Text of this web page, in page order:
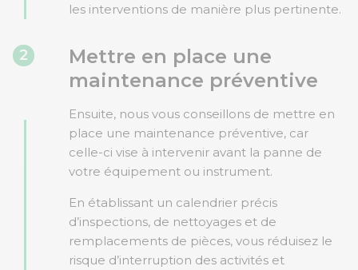
les interventions de manière plus pertinente.
2
Mettre en place une
maintenance préventive
Ensuite, nous vous conseillons de mettre en
place une maintenance préventive, car
celle-ci vise à intervenir avant la panne de
votre équipement ou instrument.
En établissant un calendrier précis
d’inspections, de nettoyages et de
remplacements de pièces, vous réduisez le
risque d’interruption des activités et